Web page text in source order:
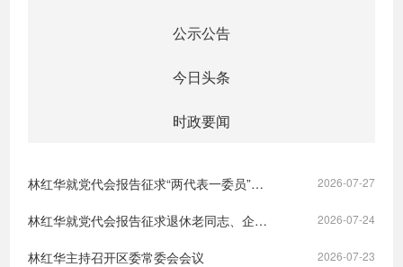
公示公告
今日头条
时政要闻
2026-07-27
林红华就党代会报告征求“两代表一委员”及党外人士意见建议
2026-07-24
林红华就党代会报告征求退休老同志、企业家代表意见建议
2026-07-23
林红华主持召开区委常委会会议